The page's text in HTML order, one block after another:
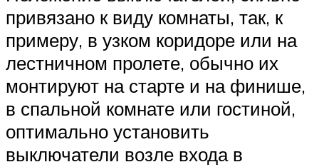
привязано к виду комнаты, так, к
примеру, в узком коридоре или на
лестничном пролете, обычно их
монтируют на старте и на финише,
в спальной комнате или гостиной,
оптимально установить
выключатели возле входа в